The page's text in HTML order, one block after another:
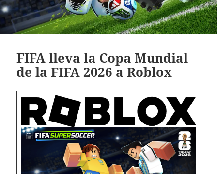
FIFA lleva la Copa Mundial
de la FIFA 2026 a Roblox